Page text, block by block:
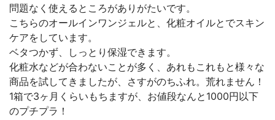
問題なく使えるところがありがたいです。
こちらのオールインワンジェルと、化粧オイルとでスキン
ケアをしています。
ベタつかず、しっとり保湿できます。
化粧水などが合わないことが多く、あれもこれもと様々な
商品を試してきましたが、さすがのちふれ。荒れません！
1箱で3ヶ月くらいもちますが、お値段なんと1000円以下
のプチプラ！